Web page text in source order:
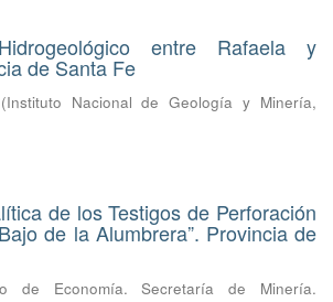
entre Rafaela y
de Santa Fe
(Instituto Nacional de Geología y Minería,
de los Testigos de Perforación
de la Alumbrera”. Provincia de
de Economía. Secretaría de Minería.